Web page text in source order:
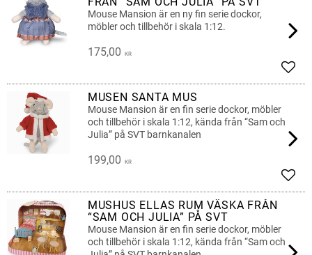
Mouse Mansion är en ny fin serie dockor,
möbler och tillbehör i skala 1:12.
175,00 KR
MUSEN SANTA MUS
Mouse Mansion är en fin serie dockor, möbler
och tillbehör i skala 1:12, kända från “Sam och
Julia” på SVT barnkanalen
199,00 KR
MUSHUS ELLAS RUM VÄSKA FRÅN
“SAM OCH JULIA” PÅ SVT
Mouse Mansion är en fin serie dockor, möbler
och tillbehör i skala 1:12, kända från “Sam och